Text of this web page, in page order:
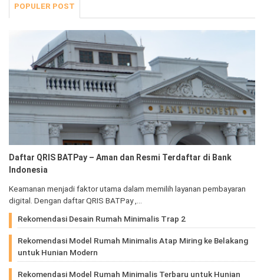
POPULER POST
Daftar QRIS BATPay – Aman dan Resmi Terdaftar di Bank
Indonesia
Keamanan menjadi faktor utama dalam memilih layanan pembayaran
digital. Dengan daftar QRIS BATPay ,…
Rekomendasi Desain Rumah Minimalis Trap 2
Rekomendasi Model Rumah Minimalis Atap Miring ke Belakang
untuk Hunian Modern
Rekomendasi Model Rumah Minimalis Terbaru untuk Hunian